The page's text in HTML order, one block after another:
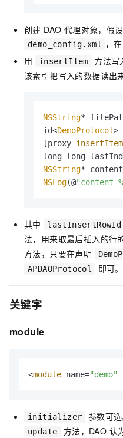
创建 DAO 代理对象，假
demo_config.xml
，
用
insertItem
方法写
该索引把写入的数据读出来
NSString*
id<DemoProtocol>
[proxy insertItem
NSString*
NSLog(@"content
其中 lastInsertRowId
法，用来取最后插入的行
方法，只要在声明
APDAOProtocol 即可。
关键字
module
<module name="demo"
initializer 参数可
update
方法，DAO 认